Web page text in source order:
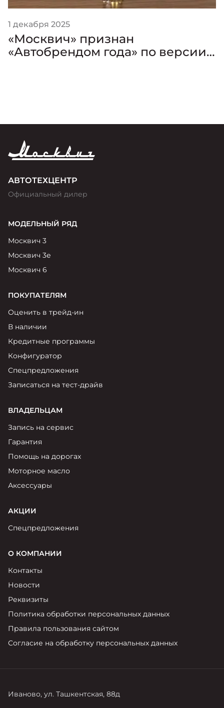
1 декабря 2025
«Москвич» признан
«Автобрендом года» по версии
АВТОТЕХЦЕНТР
Официальный дилер
МОДЕЛЬНЫЙ РЯД
Москвич 3
Москвич 3е
Москвич 6
ПОКУПАТЕЛЯМ
Оценить в трейд-ин
В наличии
Кредитные программы
Конфигуратор
Спецпредложения
Записаться на тест-драйв
ВЛАДЕЛЬЦАМ
Запись на сервис
Гарантия
Помощь на дорогах
Моторное масло
Аксессуары
АКЦИИ
Спецпредложения
О КОМПАНИИ
Контакты
Новости
Реквизиты
Политика обработки персональных данных
Правила пользования сайтом
Согласие на обработку персональных данных
Иваново, ул. Ташкентская, 88д